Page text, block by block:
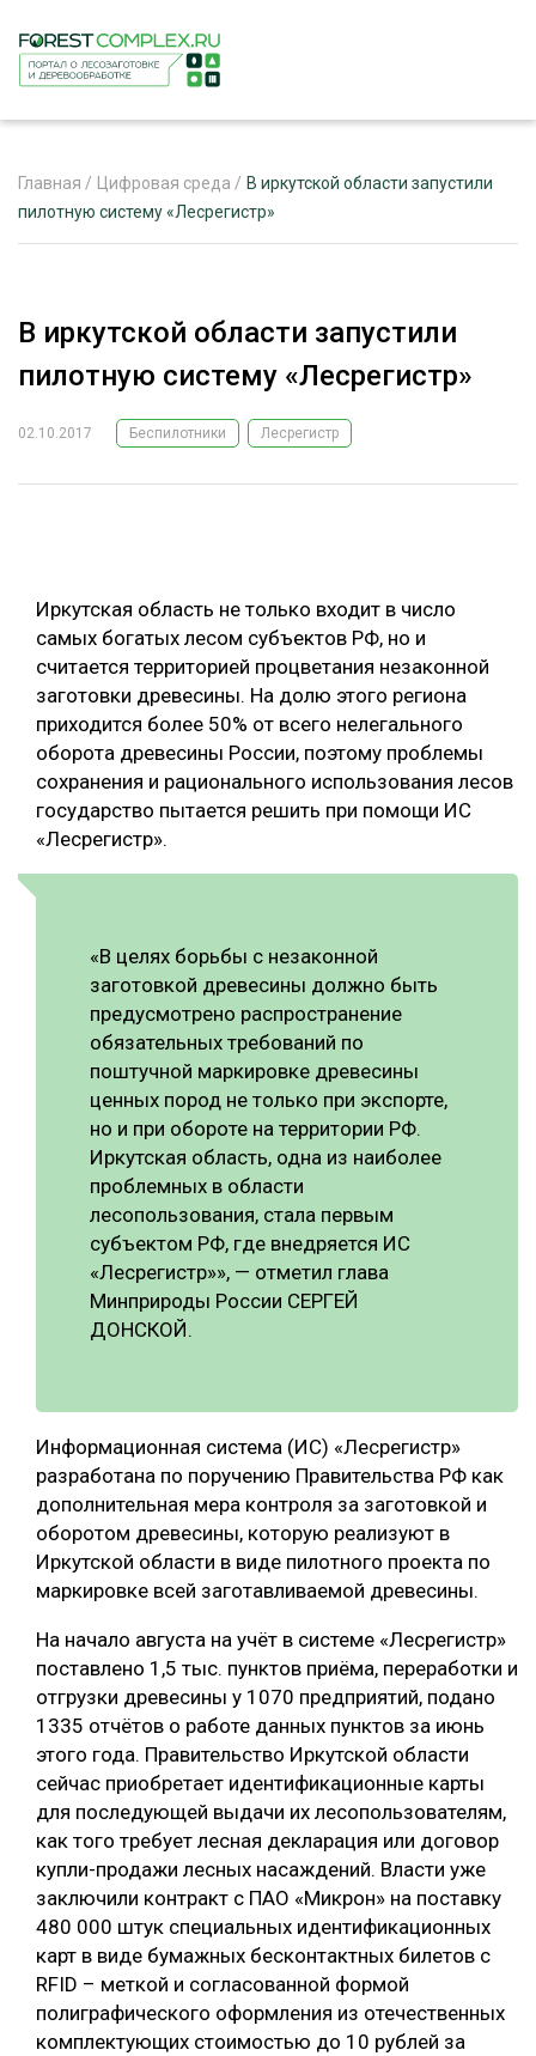
РЕКЛАМОДАТЕЛЯМ
ЛЕСНОЕ ХОЗЯЙСТВО
ЦИФРОВАЯ СРЕДА
ЛЕСОВОССТАНОВЛЕНИЕ И ЗАЩИТА
ЛОГИСТИКА
ПРОИЗВОДСТВО ДРЕВЕСНЫХ ПЛИТ
КОМПЛЕКСНАЯ ПЕРЕРАБОТКА
ДЕРЕВЯННОЕ ДОМОСТРОЕНИЕ
БЕЗОПАСНОЕ ПРОИЗВОДСТВО
СОРТИРОВКА ДРЕВЕСИНЫ
СУШКА ДРЕВЕСИНЫ
МЕБЕЛЬНОЕ ПРОИЗВОДСТВО
РУБРИКИ
ТЕМАТИЧЕСКИЕ ПРОЕКТЫ
ПОДБОРКИ СТАТЕЙ
Главная / Цифровая среда / В иркутской области запустили
пилотную систему «Лесрегистр»
В иркутской области запустили
пилотную систему «Лесрегистр»
02.10.2017 Беспилотники Лесрегистр
Иркутская область не только входит в число
самых богатых лесом субъектов РФ, но и
считается территорией процветания незаконной
заготовки древесины. На долю этого региона
приходится более 50% от всего нелегального
оборота древесины России, поэтому проблемы
сохранения и рационального использования лесов
государство пытается решить при помощи ИС
«Лесрегистр».
«В целях борьбы с незаконной
заготовкой древесины должно быть
предусмотрено распространение
обязательных требований по
поштучной маркировке древесины
ценных пород не только при экспорте,
но и при обороте на территории РФ.
Иркутская область, одна из наиболее
проблемных в области
лесопользования, стала первым
субъектом РФ, где внедряется ИС
«Лесрегистр»», — отметил глава
Минприроды России СЕРГЕЙ
ДОНСКОЙ.
Информационная система (ИС) «Лесрегистр»
разработана по поручению Правительства РФ как
дополнительная мера контроля за заготовкой и
оборотом древесины, которую реализуют в
Иркутской области в виде пилотного проекта по
маркировке всей заготавливаемой древесины.
На начало августа на учёт в системе «Лесрегистр»
поставлено 1,5 тыс. пунктов приёма, переработки и
отгрузки древесины у 1070 предприятий, подано
1335 отчётов о работе данных пунктов за июнь
этого года. Правительство Иркутской области
сейчас приобретает идентификационные карты
для последующей выдачи их лесопользователям,
как того требует лесная декларация или договор
купли-продажи лесных насаждений. Власти уже
заключили контракт с ПАО «Микрон» на поставку
480 000 штук специальных идентификационных
карт в виде бумажных бесконтактных билетов с
RFID – меткой и согласованной формой
полиграфического оформления из отечественных
комплектующих стоимостью до 10 рублей за